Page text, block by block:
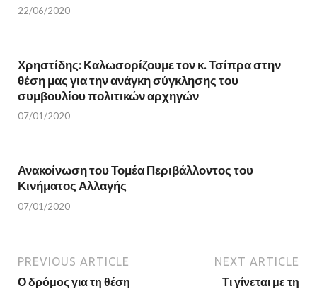
n
n
n
d
o
w
)
n
e
d
o
w
)
22/06/2020
Χρηστίδης: Καλωσορίζουμε τον κ. Τσίπρα στην
θέση μας για την ανάγκη σύγκλησης του
συμβουλίου πολιτικών αρχηγών
07/01/2020
Ανακοίνωση του Τομέα Περιβάλλοντος του
Κινήματος Αλλαγής
07/01/2020
PREVIOUS ARTICLE
Ο δρόμος για τη θέση
NEXT ARTICLE
Τι γίνεται με τη